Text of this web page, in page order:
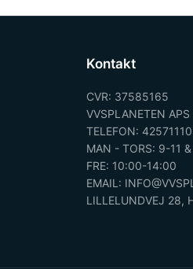
Kontakt
CVR: 37585165
VVSPLANETEN APS
TELEFON: 42571110
MAN - TORS: 9-11
FRE: 10:00-14:00
EMAIL:
LILLELUNDVEJ 28,